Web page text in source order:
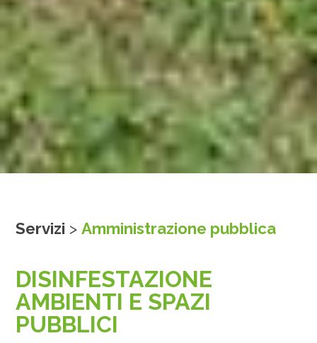
Servizi >Amministrazione pubblica
DISINFESTAZIONE
AMBIENTI E SPAZI
PUBBLICI